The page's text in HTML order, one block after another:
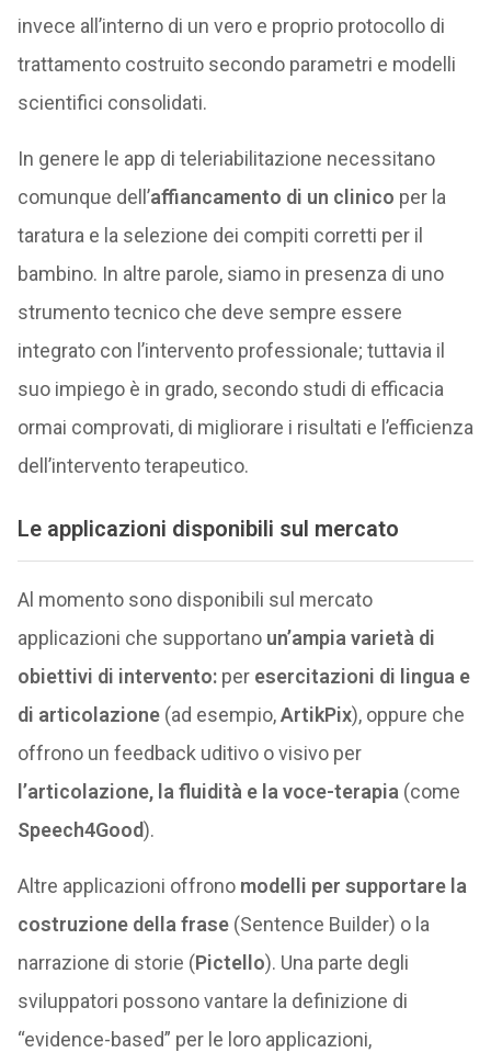
invece all’interno di un vero e proprio protocollo di
trattamento costruito secondo parametri e modelli
scientifici consolidati.
In genere le app di teleriabilitazione necessitano
comunque dell’affiancamento di un clinico per la
taratura e la selezione dei compiti corretti per il
bambino. In altre parole, siamo in presenza di uno
strumento tecnico che deve sempre essere
integrato con l’intervento professionale; tuttavia il
suo impiego è in grado, secondo studi di efficacia
ormai comprovati, di migliorare i risultati e l’efficienza
dell’intervento terapeutico.
Le applicazioni disponibili sul mercato
Al momento sono disponibili sul mercato
applicazioni che supportanoun’ampia varietà di
obiettivi di intervento:per esercitazioni di lingua e
di articolazione(ad esempio,ArtikPix), oppure che
offrono un feedback uditivo o visivo per
l’articolazione, la fluidità e la voce-terapia (come
Speech4Good).
Altre applicazioni offrono modelli per supportare la
costruzione della frase(Sentence Builder) o la
narrazione di storie (Pictello). Una parte degli
sviluppatori possono vantare la definizione di
“evidence-based” per le loro applicazioni,